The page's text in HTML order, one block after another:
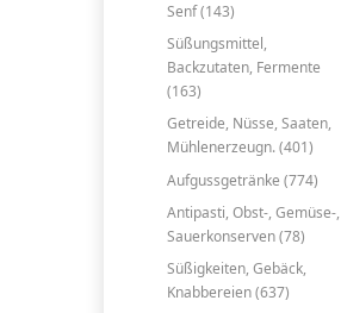
Senf (143)
Süßungsmittel,
Backzutaten, Fermente
(163)
Getreide, Nüsse, Saaten,
Mühlenerzeugn. (401)
Aufgussgetränke (774)
Antipasti, Obst-, Gemüse-,
Sauerkonserven (78)
Süßigkeiten, Gebäck,
Knabbereien (637)